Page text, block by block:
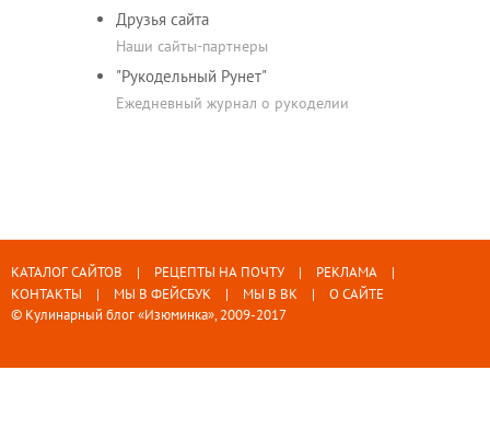
Друзья сайта
Наши сайты-партнеры
"Рукодельный Рунет"
Ежедневный журнал о рукоделии
КАТАЛОГ САЙТОВ РЕЦЕПТЫ НА ПОЧТУ
РЕКЛАМА
КОНТАКТЫ
МЫ В ФЕЙСБУК МЫ В ВК
О САЙТЕ
© Кулинарный блог «Изюминка», 2009-2017